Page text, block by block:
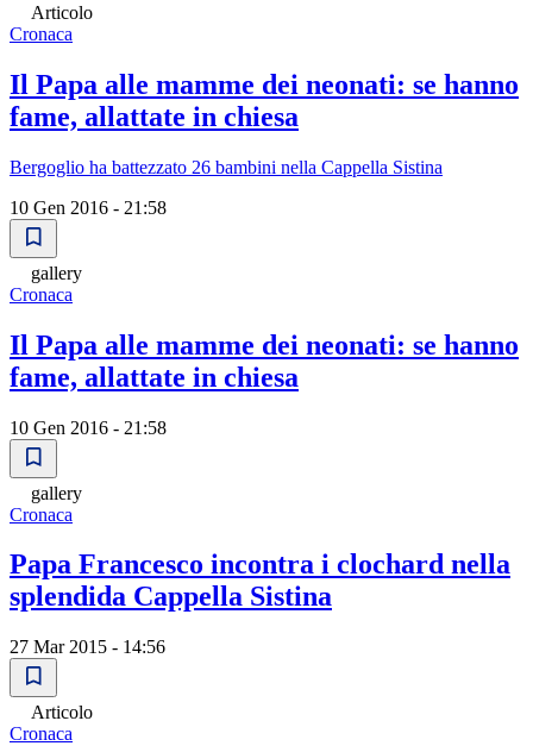
Articolo
Cronaca
Il Papa alle mamme dei neonati: se hanno
fame, allattate in chiesa
Bergoglio ha battezzato 26 bambini nella Cappella Sistina
10 Gen 2016 - 21:58
gallery
Cronaca
Il Papa alle mamme dei neonati: se hanno
fame, allattate in chiesa
10 Gen 2016 - 21:58
gallery
Cronaca
Papa Francesco incontra i clochard nella
splendida Cappella Sistina
27 Mar 2015 - 14:56
Articolo
Cronaca